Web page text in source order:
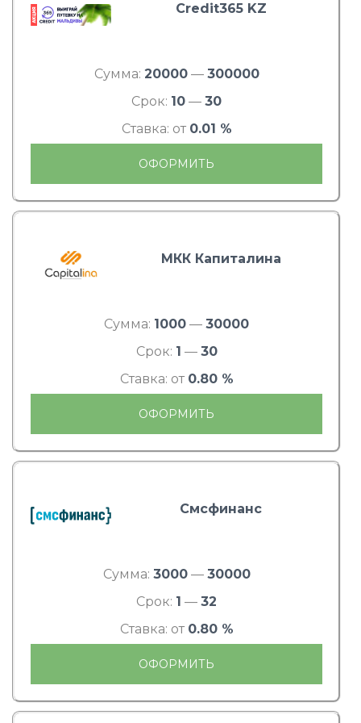
Credit365 KZ
Сумма: 20000— 300000
Срок: 10 — 30
Ставка: от 0.01 %
ОФОРМИТЬ
МКК Капиталина
Сумма: 1000 — 30000
Срок: 1 — 30
Ставка: от 0.80 %
ОФОРМИТЬ
Смсфинанс
Сумма: 3000— 30000
Срок: 1 — 32
Ставка: от 0.80 %
ОФОРМИТЬ